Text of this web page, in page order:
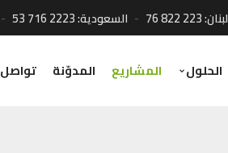
لبنان:76 822 223 السعودية:53 716 2223
الحلول المشاريع المدوّنة